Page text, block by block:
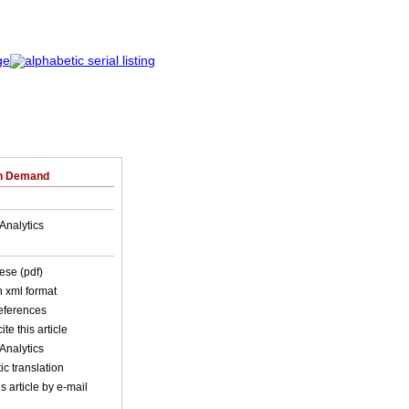
Demand
(pdf)
xml format
this article
translation
article by e-mail